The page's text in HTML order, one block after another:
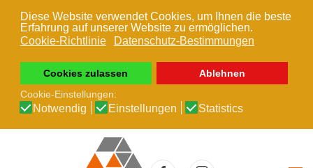
Diese Website verwendet Cookies, um Ihnen die beste
Erfahrung auf unserer Website zu ermöglichen.
Cookie-Richtlinie
Datenschutz-Bestimmungen
Cookies zulassen
Ablehnen
Cookie-Einstellungen:
Notwendig Einstellungen Statistics
Zum Hauptinhalt springen